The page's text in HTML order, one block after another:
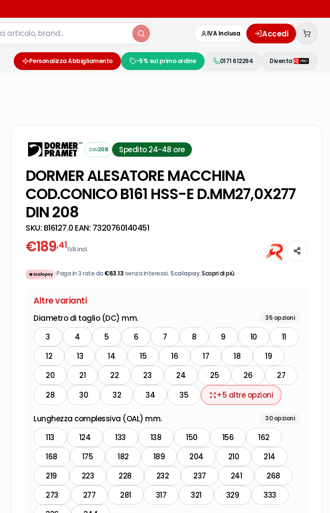
IVA Inclusa Accedi
Personalizza Abbigliamento -5% sul primo ordine 0171 612294 Diventa
DIN208 Spedito 24-48 ore
DORMER ALESATORE MACCHINA
COD.CONICO B161 HSS-E D.MM27,0X277
DIN 208
SKU: B16127.0 EAN: 7320760140451
€189,41IVA incl.
Paga in 3 rate da €63.13senza interessi. Scalapay.Scopri di più
Altre varianti
Diametro di taglio (DC) mm. 35 opzioni
3 4 5 6 7 8 9 10
11
12
13 14 15 16 17 18
19
20
21 22 23 24 25 26
27
28
30 32 34 35 +5 altre opzioni
Lunghezza complessiva (OAL) mm. 30 opzioni
113 124 133 138 150 156
162
168
175 182 189 204 210
214
219
223 228 232 237 241
268
273
277 281 317 321 329
333